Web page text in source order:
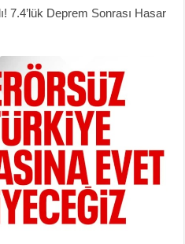
7.4’lük Deprem Sonrası Hasar